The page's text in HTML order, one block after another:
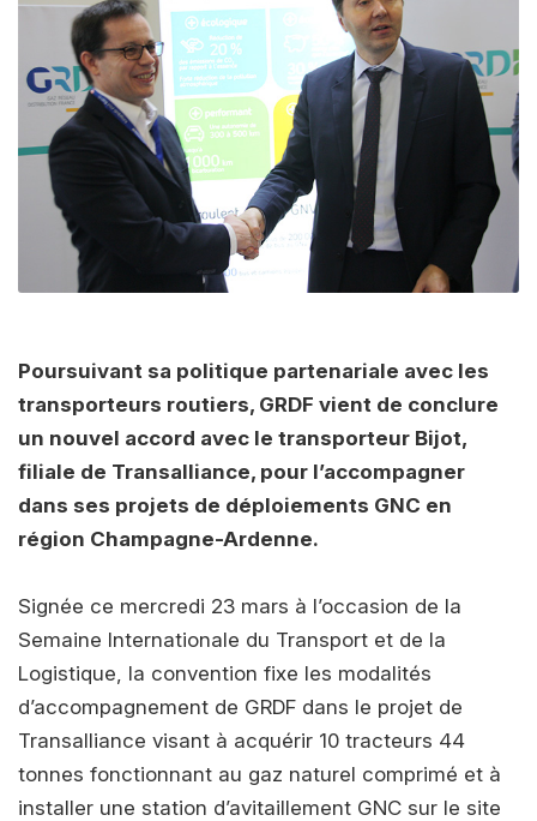
Poursuivant sa politique partenariale avec les
transporteurs routiers, GRDF vient de conclure
un nouvel accord avec le transporteur Bijot,
filiale de Transalliance, pour l’accompagner
dans ses projets de déploiements GNC en
région Champagne-Ardenne.
Signée ce mercredi 23 mars à l’occasion de la
Semaine Internationale du Transport et de la
Logistique, la convention fixe les modalités
d’accompagnement de GRDF dans le projet de
Transalliance visant à acquérir 10 tracteurs 44
tonnes fonctionnant au gaz naturel comprimé et à
installer une station d’avitaillement GNC sur le site